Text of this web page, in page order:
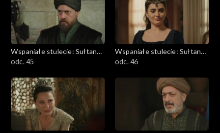
Wspaniałe stulecie: Sułtanka
Kösem
odc. 45
Wspaniałe stulecie: Sułtanka
Kösem
odc. 46